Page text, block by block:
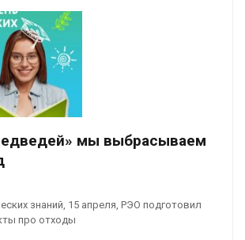
мы выбрасываем
знаний, 15 апреля, РЭО подготовил
про отходы